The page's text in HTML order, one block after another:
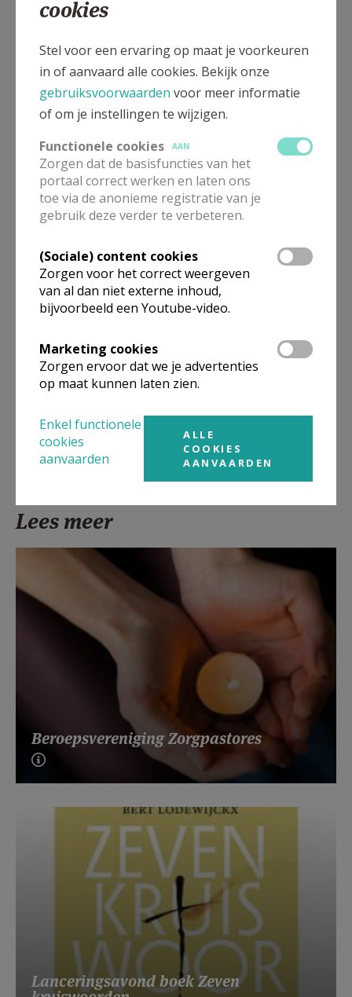
rond de Eerste Communiewerking
Gepubliceerd door
Parochies Vilvoorde
Meer
Eerste Communie Vilvoorde
Deel dit artikel
Lees meer
Beroepsvereniging Zorgpastores
Lanceringsavond boek Zeven
cookies
Stel voor een ervaring op maat je voorkeuren
in of aanvaard alle cookies. Bekijk onze
gebruiksvoorwaarden voor meer informatie
of om je instellingen te wijzigen.
Functionele cookies
AAN
Zorgen dat de basisfuncties van het
portaal correct werken en laten ons
toe via de anonieme registratie van je
gebruik deze verder te verbeteren.
(Sociale) content cookies
Zorgen voor het correct weergeven
van al dan niet externe inhoud,
bijvoorbeeld een Youtube-video.
Marketing cookies
Zorgen ervoor dat we je advertenties
op maat kunnen laten zien.
Enkel functionele
cookies
aanvaarden
ALLE
COOKIES
AANVAARDEN